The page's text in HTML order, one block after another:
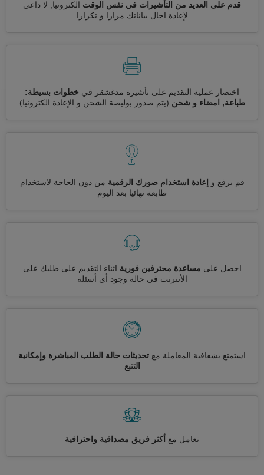
قدم على العديد من التأشيرات في نفس الوقت الكترونيا, لا داعى
لإعادة اخال بياناتك مرارا و تكرارا
اختصار عملية التقديم على تأشيرة مدغشقر في خطوات بسيطة:
طباعة, امضاء و شحن (يتم صدور بوليصة الشحن و الإعادة الكترونيا)
قم برفع و إعادة استخدام صورك الرقمية من دون الحاجة لاستخدام
طابعة نهائيا بعد اليوم
احصل على مساعدة محترفين فورية اثناء التقديم على طلبك على
الأنترنت في حالة وجود أي أسئلة
استمتع بشفافية المعاملة مع تحديثات حالة الطلب المباشرة وإمكانية
التتبع
تعامل مع أكثر فريق مصداقية واحترافية